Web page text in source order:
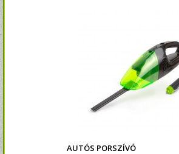
AUTÓS PORSZÍVÓ